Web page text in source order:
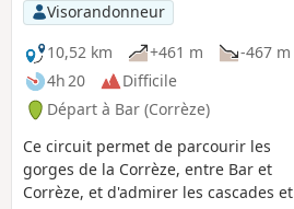
Visorandonneur
10,52 km
+461 m
-467 m
4h 20
Difficile
Départ à Bar (Corrèze)
Ce circuit permet de parcourir les
gorges de la Corrèze, entre Bar et
Corrèze, et d'admirer les cascades et